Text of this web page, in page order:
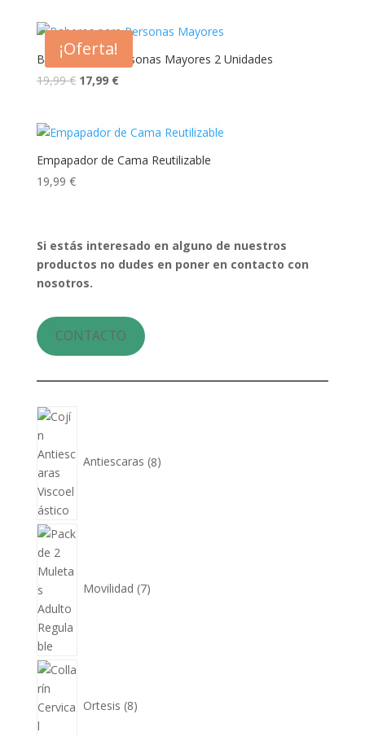
¡Oferta!
Baberos para Personas Mayores 2 Unidades
19,99€ 17,99 €
Empapador de Cama Reutilizable
19,99 €
Si estás interesado en alguno de nuestros
productos no dudes en poner en contacto con
nosotros.
CONTACTO
Antiescaras 8
Movilidad 7
Ortesis 8